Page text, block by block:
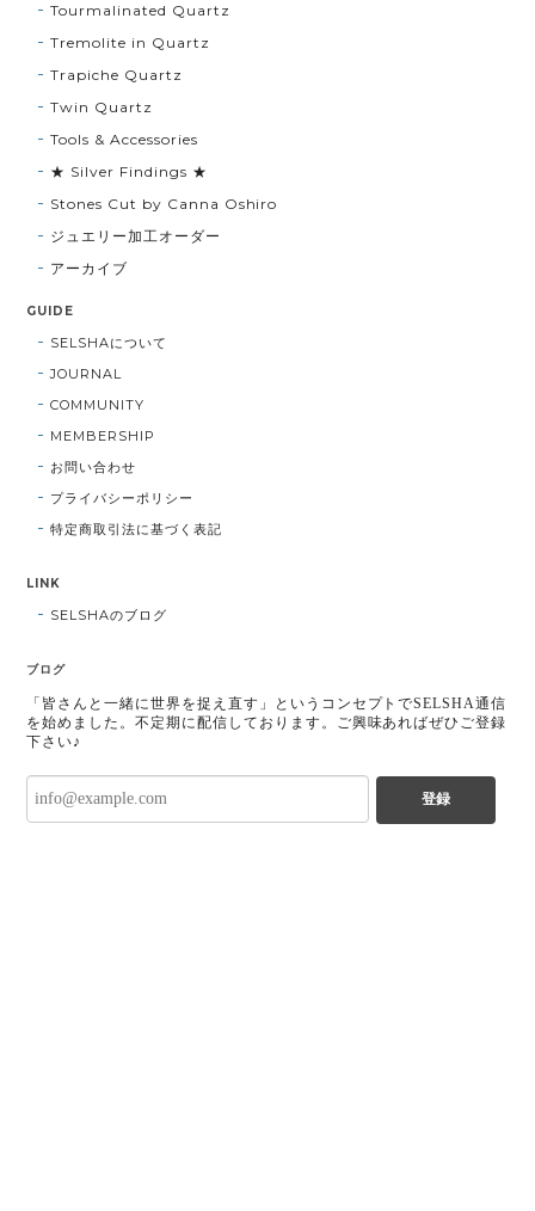
Tourmalinated Quartz
Tremolite in Quartz
Trapiche Quartz
Twin Quartz
Tools & Accessories
★ Silver Findings ★
Stones Cut by Canna Oshiro
ジュエリー加工オーダー
アーカイブ
GUIDE
SELSHAについて
JOURNAL
COMMUNITY
MEMBERSHIP
お問い合わせ
プライバシーポリシー
特定商取引法に基づく表記
LINK
SELSHAのブログ
ブログ
「皆さんと一緒に世界を捉え直す」というコンセプトでSELSHA通信
を始めました。不定期に配信しております。ご興味あればぜひご登録
下さい♪
登録